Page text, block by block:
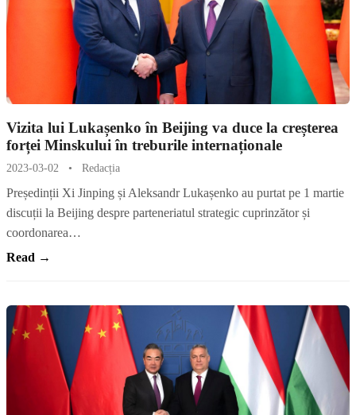
Vizita lui Lukașenko în Beijing va duce la creșterea
forței Minskului în treburile internaționale
2023-03-02 • Redacția
Președinții Xi Jinping și Aleksandr Lukașenko au purtat pe 1 martie
discuții la Beijing despre parteneriatul strategic cuprinzător și
coordonarea…
Read →